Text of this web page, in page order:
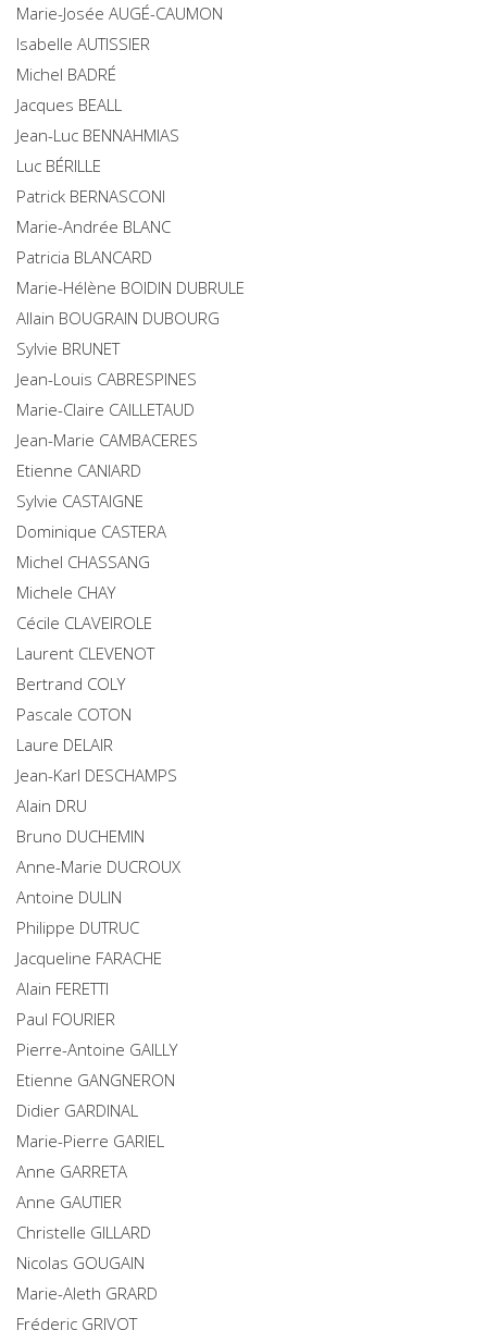
Marie-Josée AUGÉ-CAUMON
Isabelle AUTISSIER
Michel BADRÉ
Jacques BEALL
Jean-Luc BENNAHMIAS
Luc BÉRILLE
Patrick BERNASCONI
Marie-Andrée BLANC
Patricia BLANCARD
Marie-Hélène BOIDIN DUBRULE
Allain BOUGRAIN DUBOURG
Sylvie BRUNET
Jean-Louis CABRESPINES
Marie-Claire CAILLETAUD
Jean-Marie CAMBACERES
Etienne CANIARD
Sylvie CASTAIGNE
Dominique CASTERA
Michel CHASSANG
Michele CHAY
Cécile CLAVEIROLE
Laurent CLEVENOT
Bertrand COLY
Pascale COTON
Laure DELAIR
Jean-Karl DESCHAMPS
Alain DRU
Bruno DUCHEMIN
Anne-Marie DUCROUX
Antoine DULIN
Philippe DUTRUC
Jacqueline FARACHE
Alain FERETTI
Paul FOURIER
Pierre-Antoine GAILLY
Etienne GANGNERON
Didier GARDINAL
Marie-Pierre GARIEL
Anne GARRETA
Anne GAUTIER
Christelle GILLARD
Nicolas GOUGAIN
Marie-Aleth GRARD
Fréderic GRIVOT